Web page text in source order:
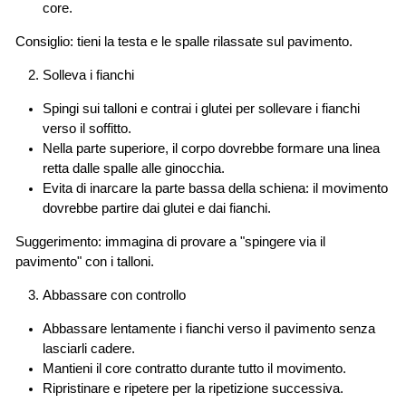
core.
Consiglio: tieni la testa e le spalle rilassate sul pavimento.
Solleva i fianchi
Spingi sui talloni e contrai i glutei per sollevare i fianchi
verso il soffitto.
Nella parte superiore, il corpo dovrebbe formare una linea
retta dalle spalle alle ginocchia.
Evita di inarcare la parte bassa della schiena: il movimento
dovrebbe partire dai glutei e dai fianchi.
Suggerimento: immagina di provare a "spingere via il
pavimento" con i talloni.
Abbassare con controllo
Abbassare lentamente i fianchi verso il pavimento senza
lasciarli cadere.
Mantieni il core contratto durante tutto il movimento.
Ripristinare e ripetere per la ripetizione successiva.